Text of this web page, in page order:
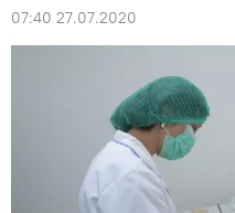
07:40 27.07.2020